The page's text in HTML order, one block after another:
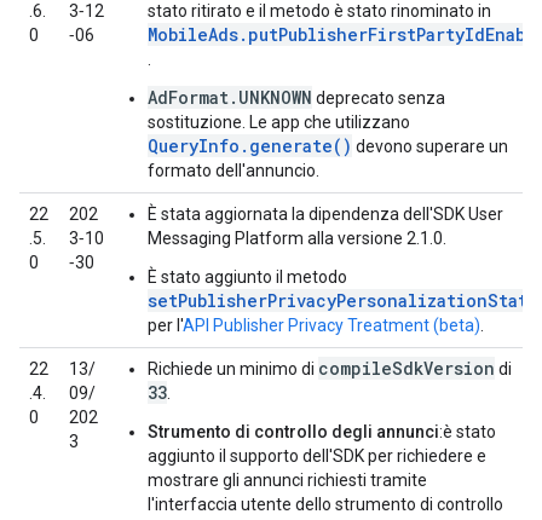
.6.
0
3‑12
‑06
stato ritirato e il metodo è stato rinominato in
AdFormat.UNKNOWN deprecato senza
sostituzione. Le app che utilizzano
QueryInfo.generate() devono superare un
formato dell'annuncio.
22
.5.
0
202
3‑10
‑30
È stata aggiornata la dipendenza dell'SDK User
Messaging Platform alla versione 2.1.0.
È stato aggiunto il metodo
per l'API Publisher Privacy Treatment (beta)
22
.4.
0
13/
09/
202
3
Richiede un minimo di compileSdkVersion di
33
Strumento di controllo degli annunci:è stato
aggiunto il supporto dell'SDK per richiedere e
mostrare gli annunci richiesti tramite
l'interfaccia utente dello strumento di controllo